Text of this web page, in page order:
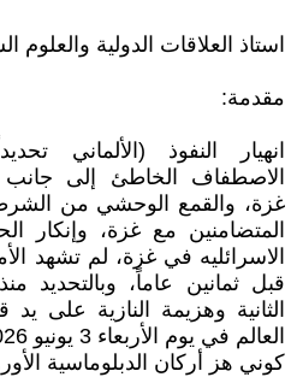
استاذ العلاقات الدولية والعلوم
مقدمة:
انهيار النفوذ (الألماني
الاصطفاف الخاطئ إلى جانب
غزة، والقمع الوحشي من
المتضامنين مع غزة، وإنكار
الاسرائليه في غزة، لم تشهد
قبل ثمانين عاماً، وبالتحديد
الثانية وهزيمة النازية على
كوني هز أركان الدبلوماسية